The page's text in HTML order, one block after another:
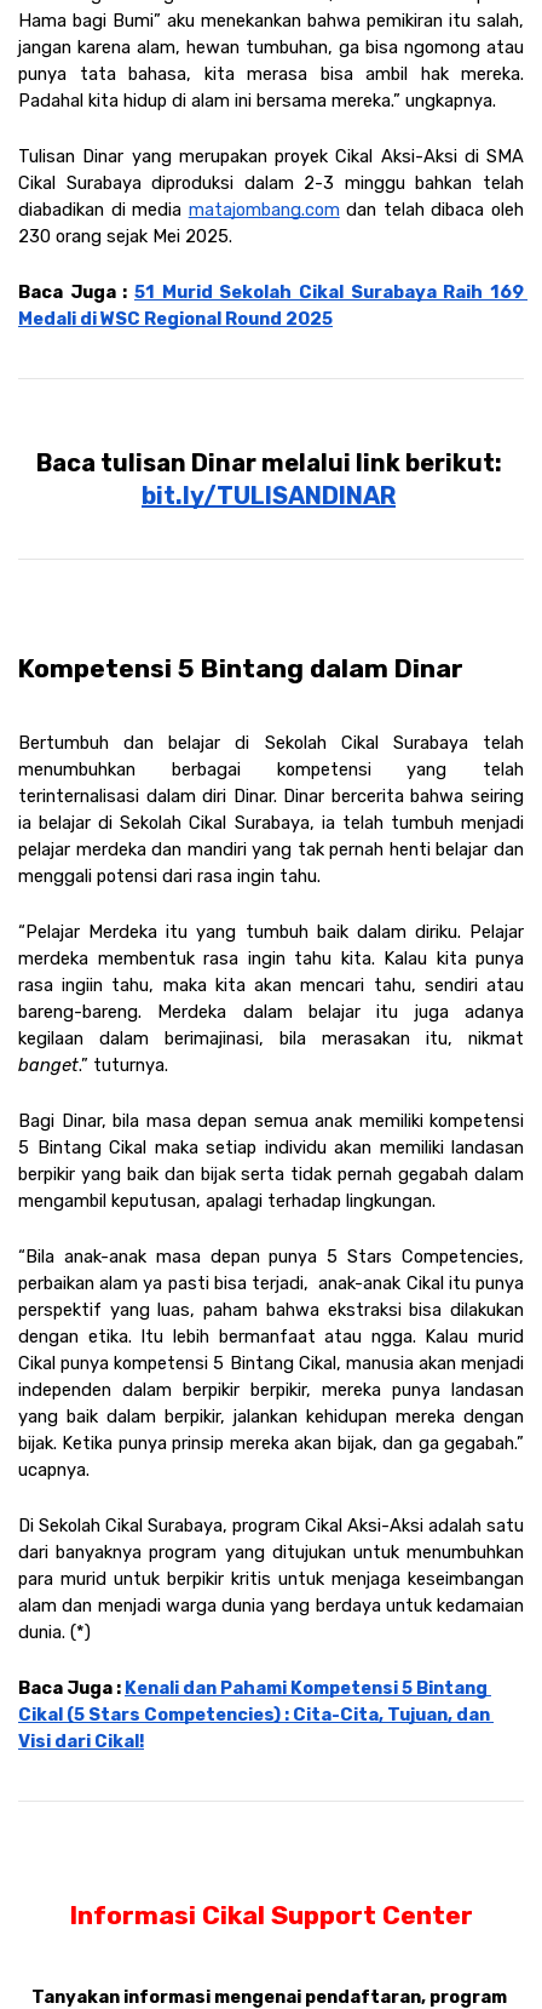
Hama bagi Bumi” aku menekankan bahwa pemikiran itu salah,
jangan karena alam, hewan tumbuhan, ga bisa ngomong atau
punya tata bahasa, kita merasa bisa ambil hak mereka.
Padahal kita hidup di alam ini bersama mereka.” ungkapnya.
Tulisan Dinar yang merupakan proyek Cikal Aksi-Aksi di SMA
Cikal Surabaya diproduksi dalam 2-3 minggu bahkan telah
diabadikan di media matajombang.com dan telah dibaca oleh
230 orang sejak Mei 2025.
Baca Juga : 51 Murid Sekolah Cikal Surabaya Raih 169
Medali di WSC Regional Round 2025
Baca tulisan Dinar melalui link berikut:
bit.ly/TULISANDINAR
Kompetensi 5 Bintang dalam Dinar
Bertumbuh dan belajar di Sekolah Cikal Surabaya telah
menumbuhkan berbagai kompetensi yang telah
terinternalisasi dalam diri Dinar. Dinar bercerita bahwa seiring
ia belajar di Sekolah Cikal Surabaya, ia telah tumbuh menjadi
pelajar merdeka dan mandiri yang tak pernah henti belajar dan
menggali potensi dari rasa ingin tahu.
“Pelajar Merdeka itu yang tumbuh baik dalam diriku. Pelajar
merdeka membentuk rasa ingin tahu kita. Kalau kita punya
rasa ingiin tahu, maka kita akan mencari tahu, sendiri atau
bareng-bareng. Merdeka dalam belajar itu juga adanya
banget.” tuturnya.
Bagi Dinar, bila masa depan semua anak memiliki kompetensi
5 Bintang Cikal maka setiap individu akan memiliki landasan
berpikir yang baik dan bijak serta tidak pernah gegabah dalam
mengambil keputusan, apalagi terhadap lingkungan.
“Bila anak-anak masa depan punya 5 Stars Competencies,
perbaikan alam ya pasti bisa terjadi,  anak-anak Cikal itu punya
perspektif yang luas, paham bahwa ekstraksi bisa dilakukan
dengan etika. Itu lebih bermanfaat atau ngga. Kalau murid
Cikal punya kompetensi 5 Bintang Cikal, manusia akan menjadi
independen dalam berpikir berpikir, mereka punya landasan
yang baik dalam berpikir, jalankan kehidupan mereka dengan
bijak. Ketika punya prinsip mereka akan bijak, dan ga gegabah.”
ucapnya.
Di Sekolah Cikal Surabaya, program Cikal Aksi-Aksi adalah satu
dari banyaknya program yang ditujukan untuk menumbuhkan
para murid untuk berpikir kritis untuk menjaga keseimbangan
alam dan menjadi warga dunia yang berdaya untuk kedamaian
dunia. (*)
Baca Juga : Kenali dan Pahami Kompetensi 5 Bintang
Cikal (5 Stars Competencies) : Cita-Cita, Tujuan, dan
Visi dari Cikal!
Informasi Cikal Support Center
Tanyakan informasi mengenai pendaftaran, program